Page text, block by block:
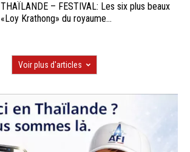
THAÏLANDE – FESTIVAL: Les six plus beaux
«Loy Krathong» du royaume...
Voir plus d'articles